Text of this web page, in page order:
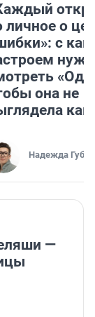
личное о
с
она не
как
Надежда
—